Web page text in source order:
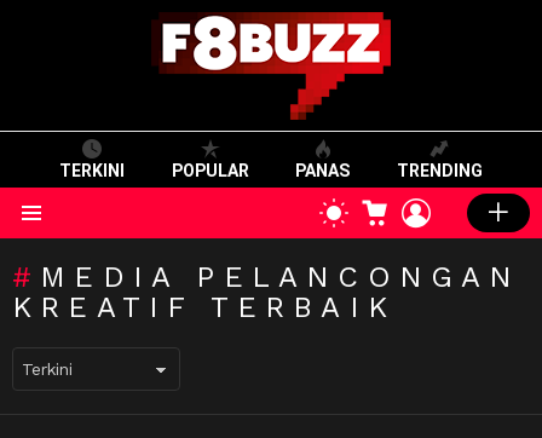
TERKINI POPULAR PANAS TRENDING
SWITCH
SKIN
CART LOGIN
MEDIA PELANCONGAN
KREATIF TERBAIK